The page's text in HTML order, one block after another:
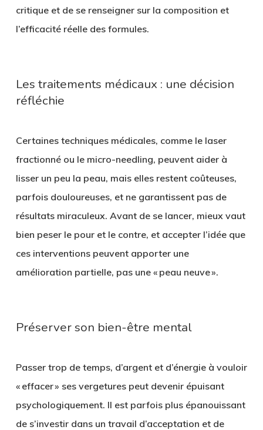
critique et de se renseigner sur la composition et
l’efficacité réelle des formules.
Les traitements médicaux : une décision
réfléchie
Certaines techniques médicales, comme le laser
fractionné ou le micro-needling, peuvent aider à
lisser un peu la peau, mais elles restent coûteuses,
parfois douloureuses, et ne garantissent pas de
résultats miraculeux. Avant de se lancer, mieux vaut
bien peser le pour et le contre, et accepter l’idée que
ces interventions peuvent apporter une
amélioration partielle, pas une « peau neuve ».
Préserver son bien-être mental
Passer trop de temps, d’argent et d’énergie à vouloir
« effacer » ses vergetures peut devenir épuisant
psychologiquement. Il est parfois plus épanouissant
de s’investir dans un travail d’acceptation et de